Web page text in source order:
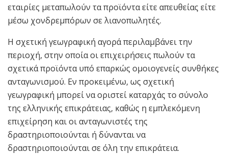
εταιρίες μεταπωλούν τα προϊόντα είτε απευθείας είτε
μέσω χονδρεμπόρων σε λιανοπωλητές.
Η σχετική γεωγραφική αγορά περιλαμβάνει την
περιοχή, στην οποία οι επιχειρήσεις πωλούν τα
σχετικά προϊόντα υπό επαρκώς ομοιογενείς συνθήκες
ανταγωνισμού. Εν προκειμένω, ως σχετική
γεωγραφική μπορεί να οριστεί καταρχάς το σύνολο
της ελληνικής επικράτειας, καθώς η εμπλεκόμενη
επιχείρηση και οι ανταγωνιστές της
δραστηριοποιούνται ή δύνανται να
δραστηριοποιούνται σε όλη την επικράτεια.